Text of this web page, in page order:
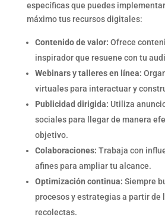
específicas que puedes
máximo tus recursos digitales:
Contenido de valor: Ofrece
inspirador que resuene con tu
Webinars y talleres en línea:
virtuales para interactuar y
Publicidad dirigida: Utiliza
sociales para llegar de manera
objetivo.
Colaboraciones: Trabaja con
afines para ampliar tu alcance.
Optimización continua: Siempre
procesos y estrategias a partir de
recolectas.